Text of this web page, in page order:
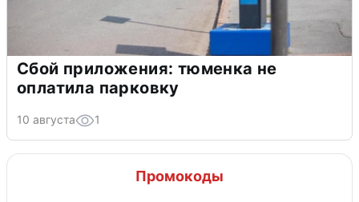
Сбой приложения: тюменка не
оплатила парковку
10 августа 1
Промокоды